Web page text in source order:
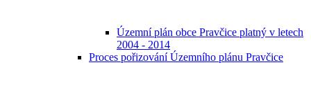
Územní plán obce Pravčice platný v letech
2004 - 2014
Proces pořizování Územního plánu Pravčice